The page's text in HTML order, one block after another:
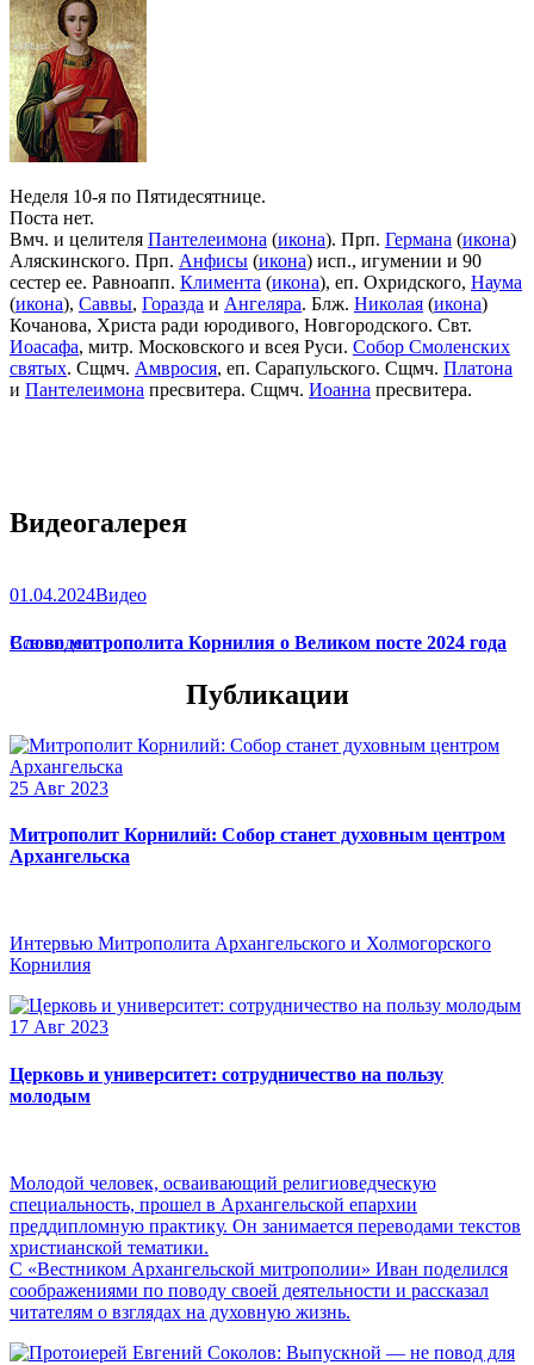
Неделя 10-я по Пятидесятнице.
Поста нет.
Вмч. и целителя Пантелеимона (икона). Прп. Германа (икона)
Аляскинского. Прп. Анфисы (икона) исп., игумении и 90
сестер ее. Равноапп. Климента (икона), еп. Охридского, Наума
(икона), Саввы, Горазда и Ангеляра. Блж. Николая (икона)
Кочанова, Христа ради юродивого, Новгородского. Свт.
Иоасафа, митр. Московского и всея Руси. Собор Смоленских
святых. Сщмч. Амвросия, еп. Сарапульского. Сщмч. Платона
и Пантелеимона пресвитера. Сщмч. Иоанна пресвитера.
Видеогалерея
01.04.2024Видео
Слово митрополита Корнилия о Великом посте 2024 года
Все видео
Публикации
25 Авг 2023
Митрополит Корнилий: Собор станет духовным центром
Архангельска
Интервью Митрополита Архангельского и Холмогорского
Корнилия
17 Авг 2023
Церковь и университет: сотрудничество на пользу
молодым
Молодой человек, осваивающий религиоведческую
специальность, прошел в Архангельской епархии
преддипломную практику. Он занимается переводами текстов
христианской тематики.
С «Вестником Архангельской митрополии» Иван поделился
соображениями по поводу своей деятельности и рассказал
читателям о взглядах на духовную жизнь.